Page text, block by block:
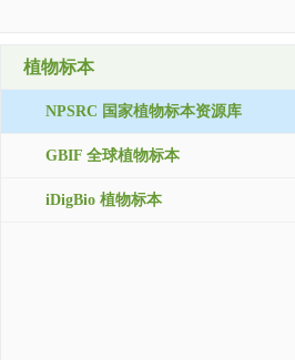
植物标本
NPSRC 国家植物标本资源库
GBIF 全球植物标本
iDigBio 植物标本